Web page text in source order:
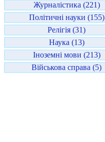
Журналістика (221)
Політичні науки (155)
Релігія (31)
Наука (13)
Іноземні мови (213)
Військова справа (5)